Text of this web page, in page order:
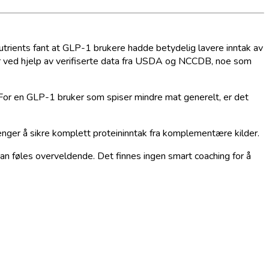
fant at GLP-1 brukere hadde betydelig lavere inntak av
hjelp av verifiserte data fra USDA og NCCDB, noe som
en GLP-1 bruker som spiser mindre mat generelt, er det
å sikre komplett proteininntak fra komplementære kilder.
føles overveldende. Det finnes ingen smart coaching for å